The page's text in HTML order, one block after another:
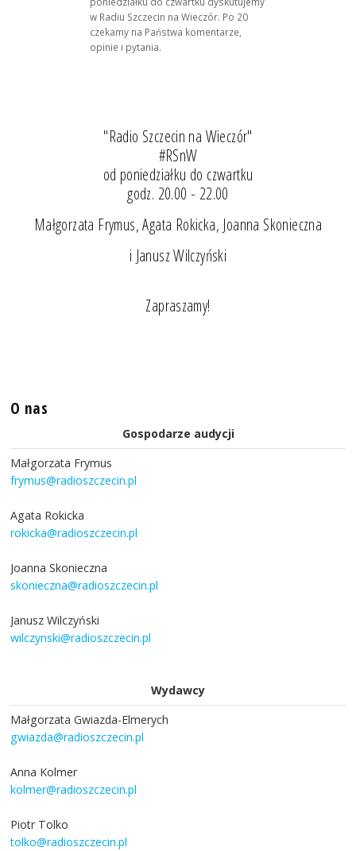
w Radiu Szczecin na Wieczór. Po 20
czekamy na Państwa komentarze,
opinie i pytania.
"Radio Szczecin na Wieczór"
#RSnW
od poniedziałku do czwartku
godz. 20.00 - 22.00
Małgorzata Frymus, Agata Rokicka, Joanna Skonieczna
i Janusz Wilczyński
Zapraszamy!
O nas
Gospodarze audycji
Małgorzata Frymus
frymus@radioszczecin.pl
Agata Rokicka
rokicka@radioszczecin.pl
Joanna Skonieczna
skonieczna@radioszczecin.pl
Janusz Wilczyński
wilczynski@radioszczecin.pl
Wydawcy
Małgorzata Gwiazda-Elmerych
gwiazda@radioszczecin.pl
Anna Kolmer
kolmer@radioszczecin.pl
Piotr Tolko
tolko@radioszczecin.pl